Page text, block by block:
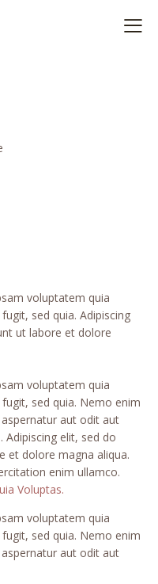
voluptatem quia
sed quia. Adipiscing
ut labore et dolore
voluptatem quia
sed quia. Nemo enim
aut odit aut
Adipiscing elit, sed do
et dolore magna aliqua.
enim ullamco.
Voluptas.
voluptatem quia
sed quia. Nemo enim
aut odit aut